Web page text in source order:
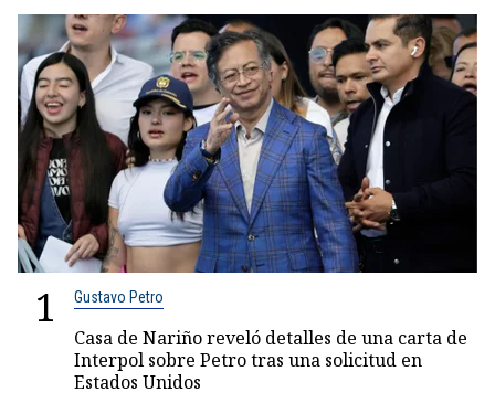
1 Gustavo Petro
Casa de Nariño reveló detalles de una carta de
Interpol sobre Petro tras una solicitud en
Estados Unidos